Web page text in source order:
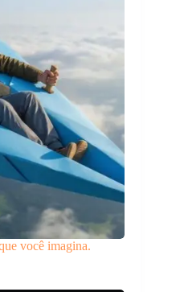
você imagina.